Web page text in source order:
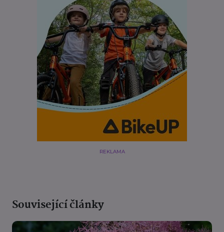
REKLAMA
Související články